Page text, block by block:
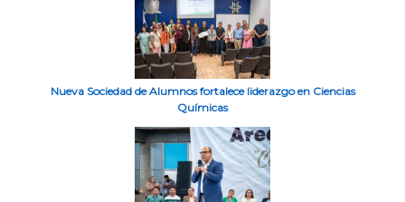
Nueva Sociedad de Alumnos fortalece liderazgo en Ciencias
Químicas